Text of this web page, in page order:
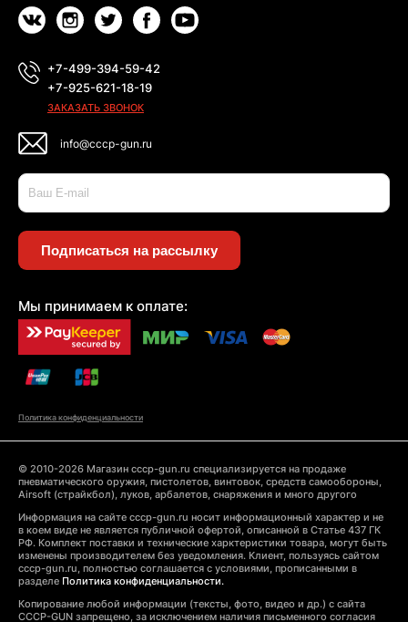
+7-499-394-59-42
+7-925-621-18-19
ЗАКАЗАТЬ ЗВОНОК
info@cccp-gun.ru
Подписаться на рассылку
Мы принимаем к оплате:
Политика конфиденциальности
© 2010-2026 Магазин cccp-gun.ru специализируется на продаже
пневматического оружия, пистолетов, винтовок, средств самообороны,
Airsoft (страйкбол), луков, арбалетов, снаряжения и много другого
Информация на сайте cccp-gun.ru носит информационный характер и не
в коем виде не является публичной офертой, описанной в Статье 437 ГК
РФ. Комплект поставки и технические харктеристики товара, могут быть
изменены производителем без уведомления. Клиент, пользуясь сайтом
cccp-gun.ru, полностью соглашается с условиями, прописанными в
разделе Политика конфиденциальности.
Копирование любой информации (тексты, фото, видео и др.) с сайта
CCCP-GUN запрещено, за исключением наличия письменного согласия